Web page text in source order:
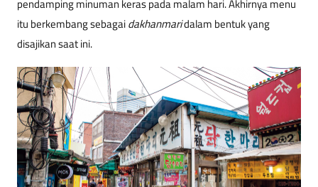
pendamping minuman keras pada malam hari. Akhirnya menu
itu berkembang sebagaidakhanmaridalam bentuk yang
disajikan saat ini.